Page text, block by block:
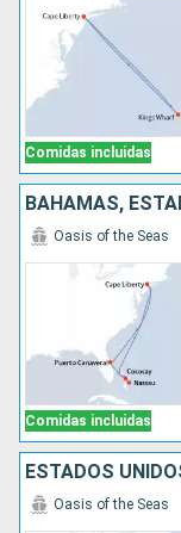
Comidas incluidas
BAHAMAS,
Comidas incluidas
Oasis of the Seas
ESTADOS
Oasis of the Seas